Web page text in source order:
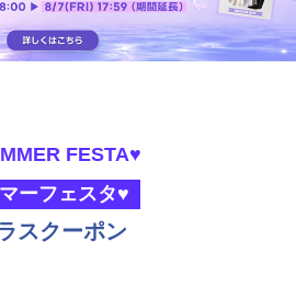
FESTA♥
ーフェスタ♥
スクーポン